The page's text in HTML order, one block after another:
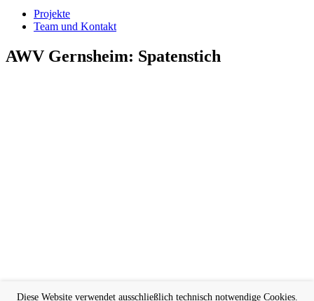
Projekte
Team und Kontakt
AWV Gernsheim: Spatenstich
Diese Website verwendet ausschließlich technisch notwendige Cookies.